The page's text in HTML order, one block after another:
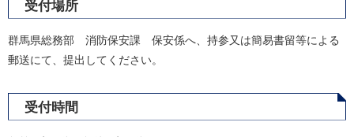
受付場所
群馬県総務部 消防保安課 保安係へ、持参又は簡易書留等による
郵送にて、提出してください。
受付時間